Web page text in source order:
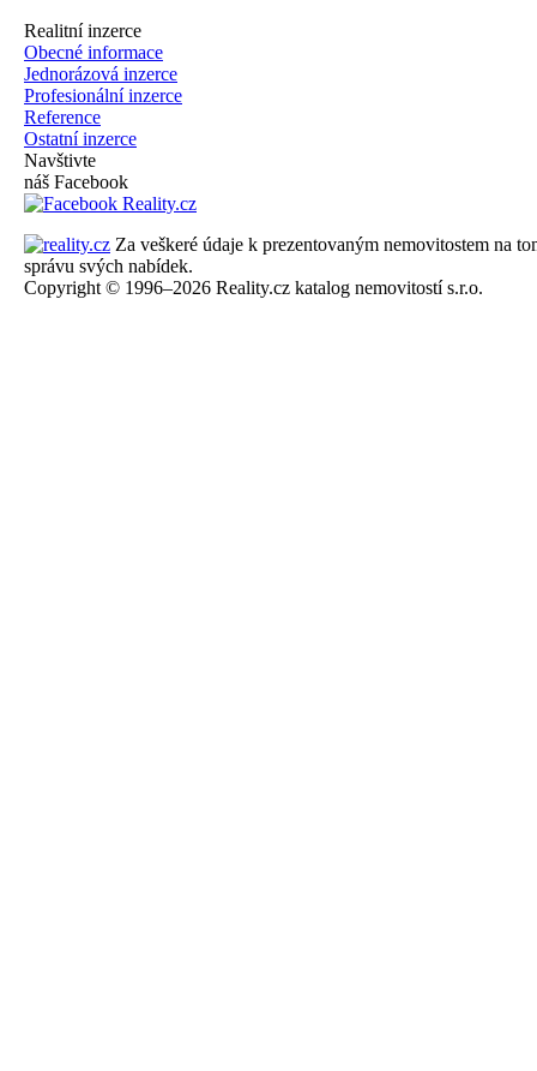
Realitní inzerce
Obecné informace
Jednorázová inzerce
Profesionální inzerce
Reference
Ostatní inzerce
Navštivte
náš Facebook
Za veškeré údaje k prezentovaným nemovitostem na
správu svých nabídek.
Copyright © 1996–2026 Reality.cz katalog nemovitostí s.r.o.